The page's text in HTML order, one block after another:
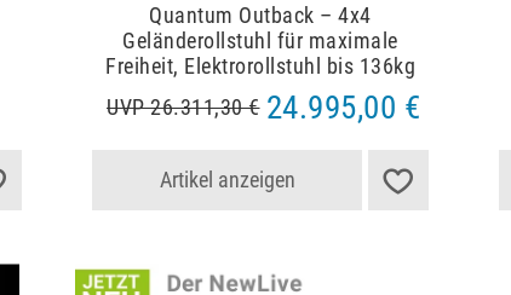
Quantum Outback – 4x4
Geländerollstuhl für maximale
Freiheit, Elektrorollstuhl bis 136kg
UVP 26.311,30 € 24.995,00 €
Artikel anzeigen